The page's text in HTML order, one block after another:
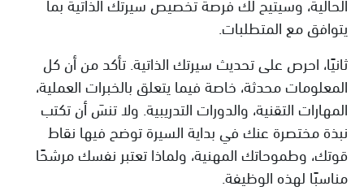
يتوافق مع المتطلبات.
ثانيًا، احرص على تحديث سيرتك الذاتية. تأكد من أن كل
المعلومات محدثة، خاصة فيما يتعلق بالخبرات العملية،
المهارات التقنية، والدورات التدريبية. ولا تنسَ أن تكتب
نبذة مختصرة عنك في بداية السيرة توضح فيها نقاط
قوتك، وطموحاتك المهنية، ولماذا تعتبر نفسك مرشحًا
مناسبًا لهذه الوظيفة.